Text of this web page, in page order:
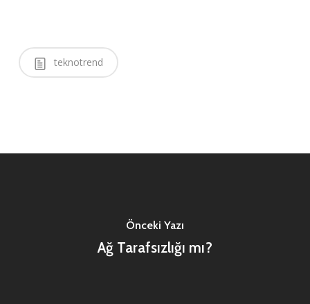
teknotrend
Önceki Yazı
Ağ Tarafsızlığı mı?